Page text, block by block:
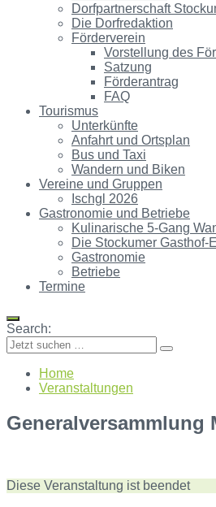
Dorfpartnerschaft
Die Dorfredaktion
Förderverein
Vorstellung des
Satzung
Förderantrag
FAQ
Tourismus
Unterkünfte
Anfahrt und Ortsplan
Bus und Taxi
Wandern und Biken
Vereine und Gruppen
Ischgl 2026
Gastronomie und Betriebe
Kulinarische 5-Gang
Die Stockumer Gasthof-
Gastronomie
Betriebe
Termine
Search:
Home
Veranstaltungen
Generalversammlung
Diese Veranstaltung ist beendet